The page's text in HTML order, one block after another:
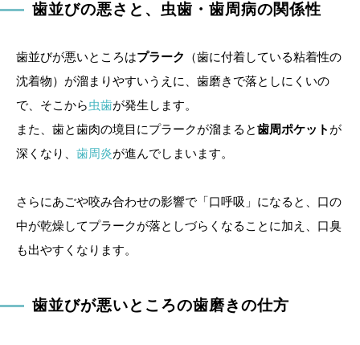
歯並びの悪さと、虫歯・歯周病の関係性
歯並びが悪いところはプラーク
（歯に付着している粘着性の
沈着物）が溜まりやすいうえに、歯磨きで落としにくいの
で、そこから虫歯が発生します。
また、歯と歯肉の境目にプラークが溜まると歯周ポケット が
深くなり、 歯周炎が進んでしまいます。
さらにあごや咬み合わせの影響で「口呼吸」になると、口の
中が乾燥してプラークが落としづらくなることに加え、口臭
も出やすくなります。
歯並びが悪いところの歯磨きの仕方